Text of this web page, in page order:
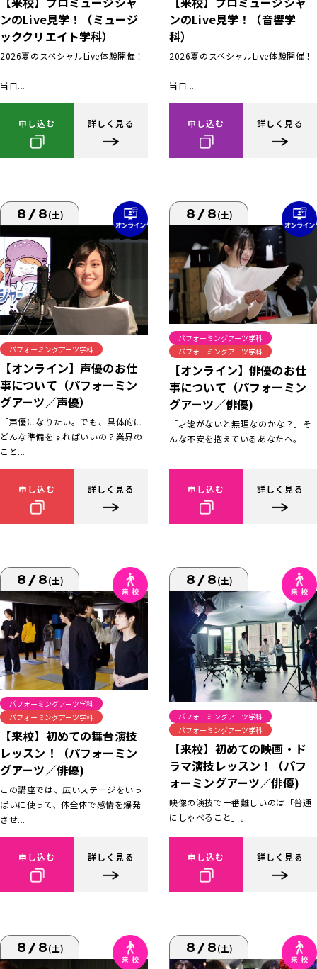
ンのLive見学！（ミュージ
ッククリエイト学科）
2026夏のスペシャルLive体験開催！
当日...
申し込む 詳しく見る
ンのLive見学！（音響学
科）
2026夏のスペシャルLive体験開催！
当日...
申し込む 詳しく見る
8/8(土)
パフォーミングアーツ学科
【オンライン】声優のお仕
事について（パフォーミン
グアーツ／声優）
「声優になりたい。でも、具体的に
どんな準備をすればいいの？業界の
こと...
申し込む 詳しく見る
8/8(土)
パフォーミングアーツ学科
パフォーミングアーツ学科
【オンライン】俳優のお仕
事について（パフォーミン
グアーツ／俳優)
「才能がないと無理なのかな？」そ
んな不安を抱えているあなたへ。
申し込む 詳しく見る
8/8(土)
パフォーミングアーツ学科
パフォーミングアーツ学科
【来校】初めての舞台演技
レッスン！（パフォーミン
グアーツ／俳優)
この講座では、広いステージをいっ
ぱいに使って、体全体で感情を爆発
させ...
申し込む 詳しく見る
8/8(土)
パフォーミングアーツ学科
パフォーミングアーツ学科
【来校】初めての映画・ド
ラマ演技レッスン！（パフ
ォーミングアーツ／俳優)
映像の演技で一番難しいのは「普通
にしゃべること」。
申し込む 詳しく見る
8/8(土) 8/8(土)